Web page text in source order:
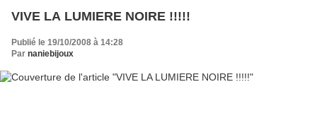
VIVE LA LUMIERE NOIRE !!!!!
Publié le 19/10/2008 à 14:28
Par naniebijoux